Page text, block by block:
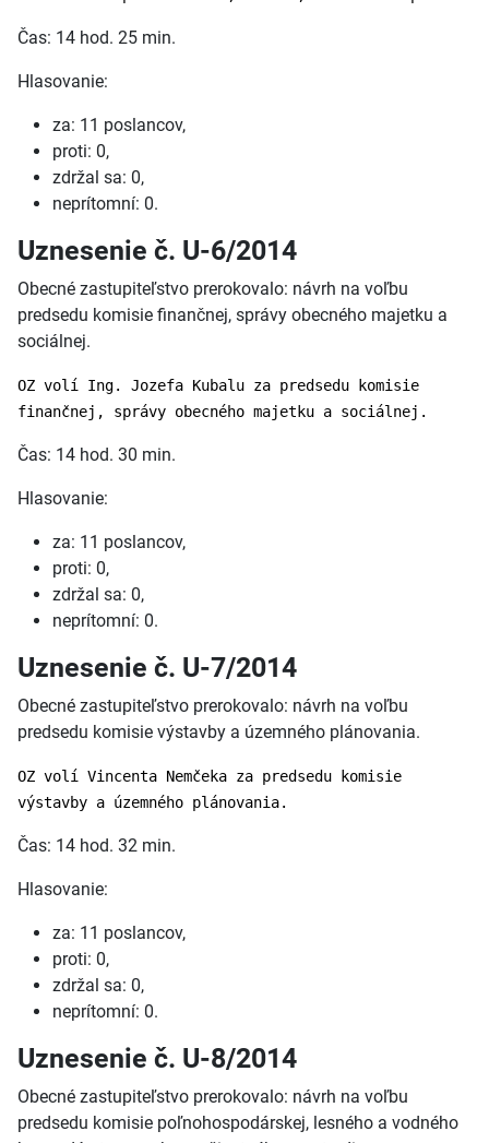
Čas: 14 hod. 25 min.
Hlasovanie:
za: 11 poslancov,
proti: 0,
zdržal sa: 0,
neprítomní: 0.
Uznesenie č. U-6/2014
Obecné zastupiteľstvo prerokovalo: návrh na voľbu
predsedu komisie finančnej, správy obecného majetku a
sociálnej.
OZ volí Ing. Jozefa Kubalu za predsedu komisie
finančnej, správy obecného majetku a sociálnej.
Čas: 14 hod. 30 min.
Hlasovanie:
za: 11 poslancov,
proti: 0,
zdržal sa: 0,
neprítomní: 0.
Uznesenie č. U-7/2014
Obecné zastupiteľstvo prerokovalo: návrh na voľbu
predsedu komisie výstavby a územného plánovania.
OZ volí Vincenta Nemčeka za predsedu komisie
výstavby a územného plánovania.
Čas: 14 hod. 32 min.
Hlasovanie:
za: 11 poslancov,
proti: 0,
zdržal sa: 0,
neprítomní: 0.
Uznesenie č. U-8/2014
Obecné zastupiteľstvo prerokovalo: návrh na voľbu
predsedu komisie poľnohospodárskej, lesného a vodného